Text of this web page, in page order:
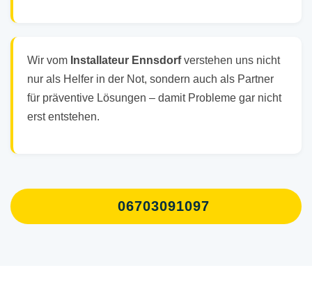
Wir vom Installateur Ennsdorfverstehen uns nicht
nur als Helfer in der Not, sondern auch als Partner
für präventive Lösungen – damit Probleme gar nicht
erst entstehen.
06703091097